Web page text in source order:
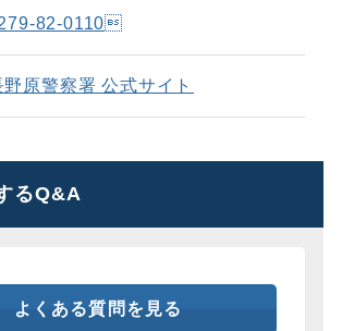
82-0110
野原警察署 公式サイト
るQ&A
よくある質問を見る